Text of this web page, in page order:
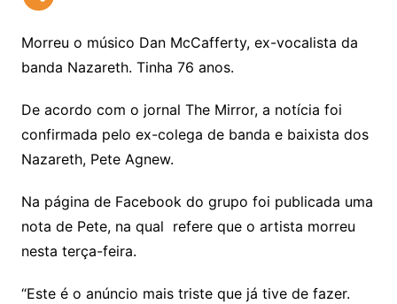
Morreu o músico Dan McCafferty, ex-vocalista da
banda Nazareth. Tinha 76 anos.
De acordo com o jornal The Mirror, a notícia foi
confirmada pelo ex-colega de banda e baixista dos
Nazareth, Pete Agnew.
Na página de Facebook do grupo foi publicada uma
nota de Pete, na qual refere que o artista morreu
nesta terça-feira.
“Este é o anúncio mais triste que já tive de fazer.